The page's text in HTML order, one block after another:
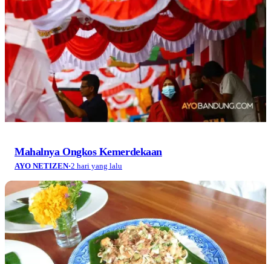
Mahalnya Ongkos Kemerdekaan
AYO NETIZEN·2 hari yang lalu